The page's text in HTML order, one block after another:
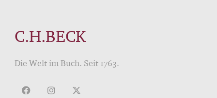
C.H.BECK
Die Welt im Buch. Seit 1763.